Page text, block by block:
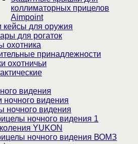
коллиматорных прицелов
Aimpoint
кейсы для оружия
для рогаток
охотника
принадлежности
охотничьи
видения
ночного видения
ночного видения
ночного видения 1
YUKON
ночного видения ВОМЗ